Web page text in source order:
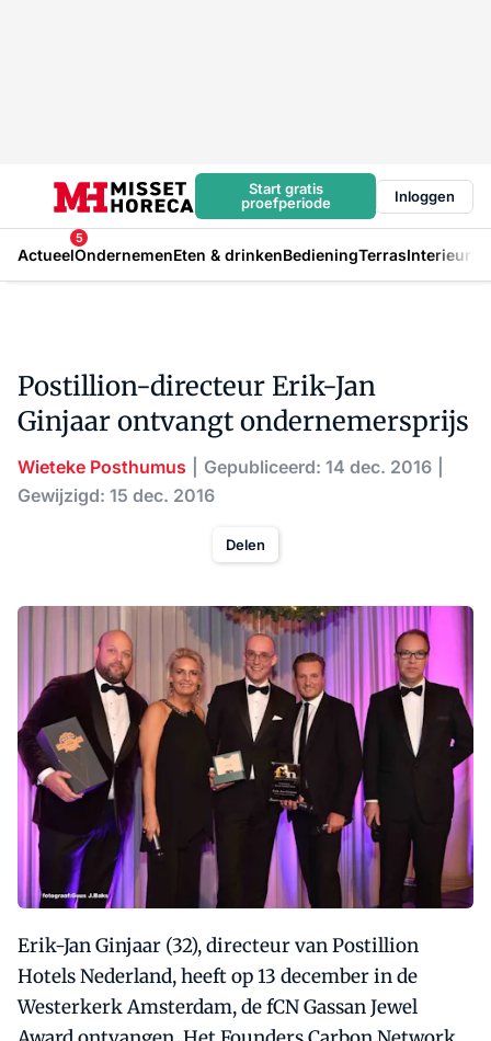
Start gratis
proefperiode
Inloggen
Actueel
5
OndernemenEten & drinkenBedieningTerrasInterieur
Postillion-directeur Erik-Jan
Ginjaar ontvangt ondernemersprijs
Wieteke Posthumus
Gepubliceerd: 14 dec. 2016
Gewijzigd: 15 dec. 2016
Delen
Erik-Jan Ginjaar (32), directeur van Postillion
Hotels Nederland, heeft op 13 december in de
Westerkerk Amsterdam, de fCN Gassan Jewel